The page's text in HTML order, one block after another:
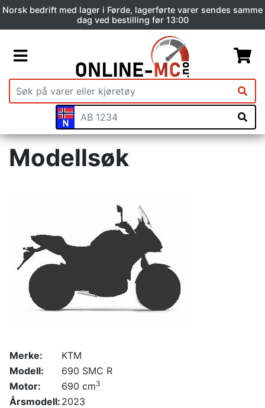
Norsk bedrift med lager i Førde, lagerførte varer sendes samme
dag ved bestilling før 13:00
Modellsøk
Merke:
KTM
Modell:
690 SMC R
Motor:
690 cm3
Årsmodell: 2023